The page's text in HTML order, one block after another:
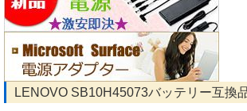
LENOVO SB10H45073バッテリー互換